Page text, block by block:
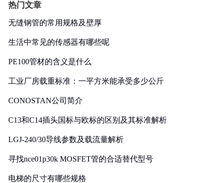
热门文章
无缝钢管的常用规格及壁厚
生活中常见的传感器有哪些呢
PE100管材的含义是什么
工业厂房载重标准：一平方米能承受多少公斤
CONOSTAN公司简介
C13和C14插头国标与欧标的区别及其标准解析
LGJ-240/30导线参数及载流量解析
寻找nce01p30k MOSFET管的合适替代型号
电梯的尺寸有哪些规格